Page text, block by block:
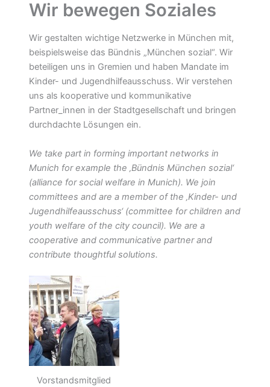
Wir bewegen Soziales
Wir gestalten wichtige Netzwerke in München mit,
beispielsweise das Bündnis „München sozial“. Wir
beteiligen uns in Gremien und haben Mandate im
Kinder- und Jugendhilfeausschuss. Wir verstehen
uns als kooperative und kommunikative
Partner_innen in der Stadtgesellschaft und bringen
durchdachte Lösungen ein.
We take part in forming important networks in
Munich for example the ‚Bündnis München sozial‘
(alliance for social welfare in Munich). We join
committees and are a member of the ‚Kinder- und
Jugendhilfeausschuss‘ (committee for children and
youth welfare of the city council). We are a
cooperative and communicative partner and
contribute thoughtful solutions.
Vorstandsmitglied